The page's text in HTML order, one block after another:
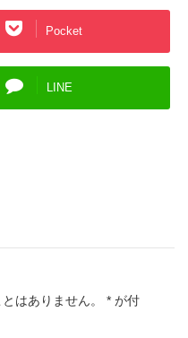
Pocket
LINE
はありません。 * が付